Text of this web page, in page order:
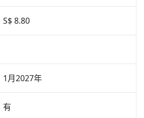
S$ 8.80
1月2027年
有